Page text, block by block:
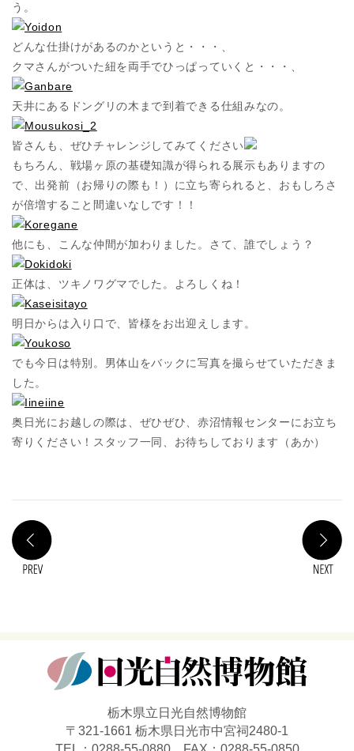
う。
どんな仕掛けがあるのかというと・・・、
クマさんがついた紐を両手でひっぱっていくと・・・、
天井にあるドングリの木まで到着できる仕組みなの。
皆さんも、ぜひチャレンジしてみてください
もちろん、戦場ヶ原の基礎知識が得られる展示もありますの
で、出発前（お帰りの際も！）に立ち寄られると、おもしろさ
が倍増すること間違いなしです！！
他にも、こんな仲間が加わりました。さて、誰でしょう？
正体は、ツキノワグマでした。よろしくね！
明日からは入り口で、皆様をお出迎えします。
でも今日は特別。男体山をバックに写真を撮らせていただきま
した。
奥日光にお越しの際は、ぜひぜひ、赤沼情報センターにお立ち
寄りください！スタッフ一同、お待ちしております（あか）
栃木県立日光自然博物館
〒321-1661 栃木県日光市中宮祠2480-1